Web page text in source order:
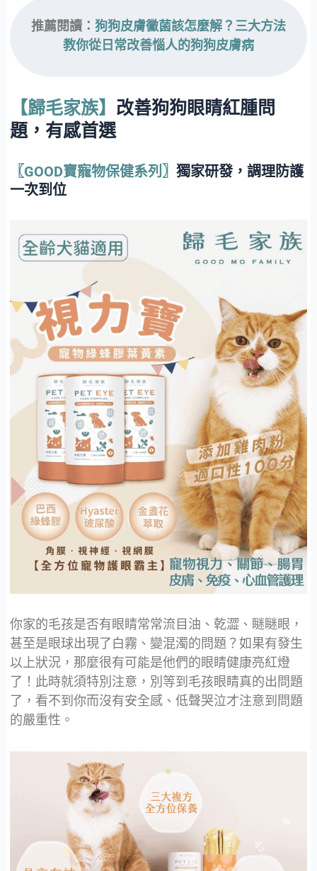
推薦閱讀： 狗狗皮膚黴菌該怎麼解？三大方法
教你從日常改善惱人的狗狗皮膚病
【歸毛家族】 改善狗狗眼睛紅腫問
題， 有感首選
〖GOOD寶寵物保健系列〗 獨家研發，調理防護
一次到位
你家的毛孩是否有眼睛常常流目油、乾澀、瞇瞇眼，
甚至是眼球出現了白霧、變混濁的問題？如果有發生
以上狀況，那麼很有可能是他們的眼睛健康亮紅燈
了！此時就須特別注意，別等到毛孩眼睛真的出問題
了，看不到你而沒有安全感、低聲哭泣才注意到問題
的嚴重性。